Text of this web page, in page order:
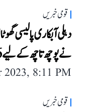
قومی خبریں
دہلی آبکاری پالیسی
نے پوچھ تاچھ کے لیے 16 اپریل کو بلایا
2023, 8:11 PM
قومی خبریں